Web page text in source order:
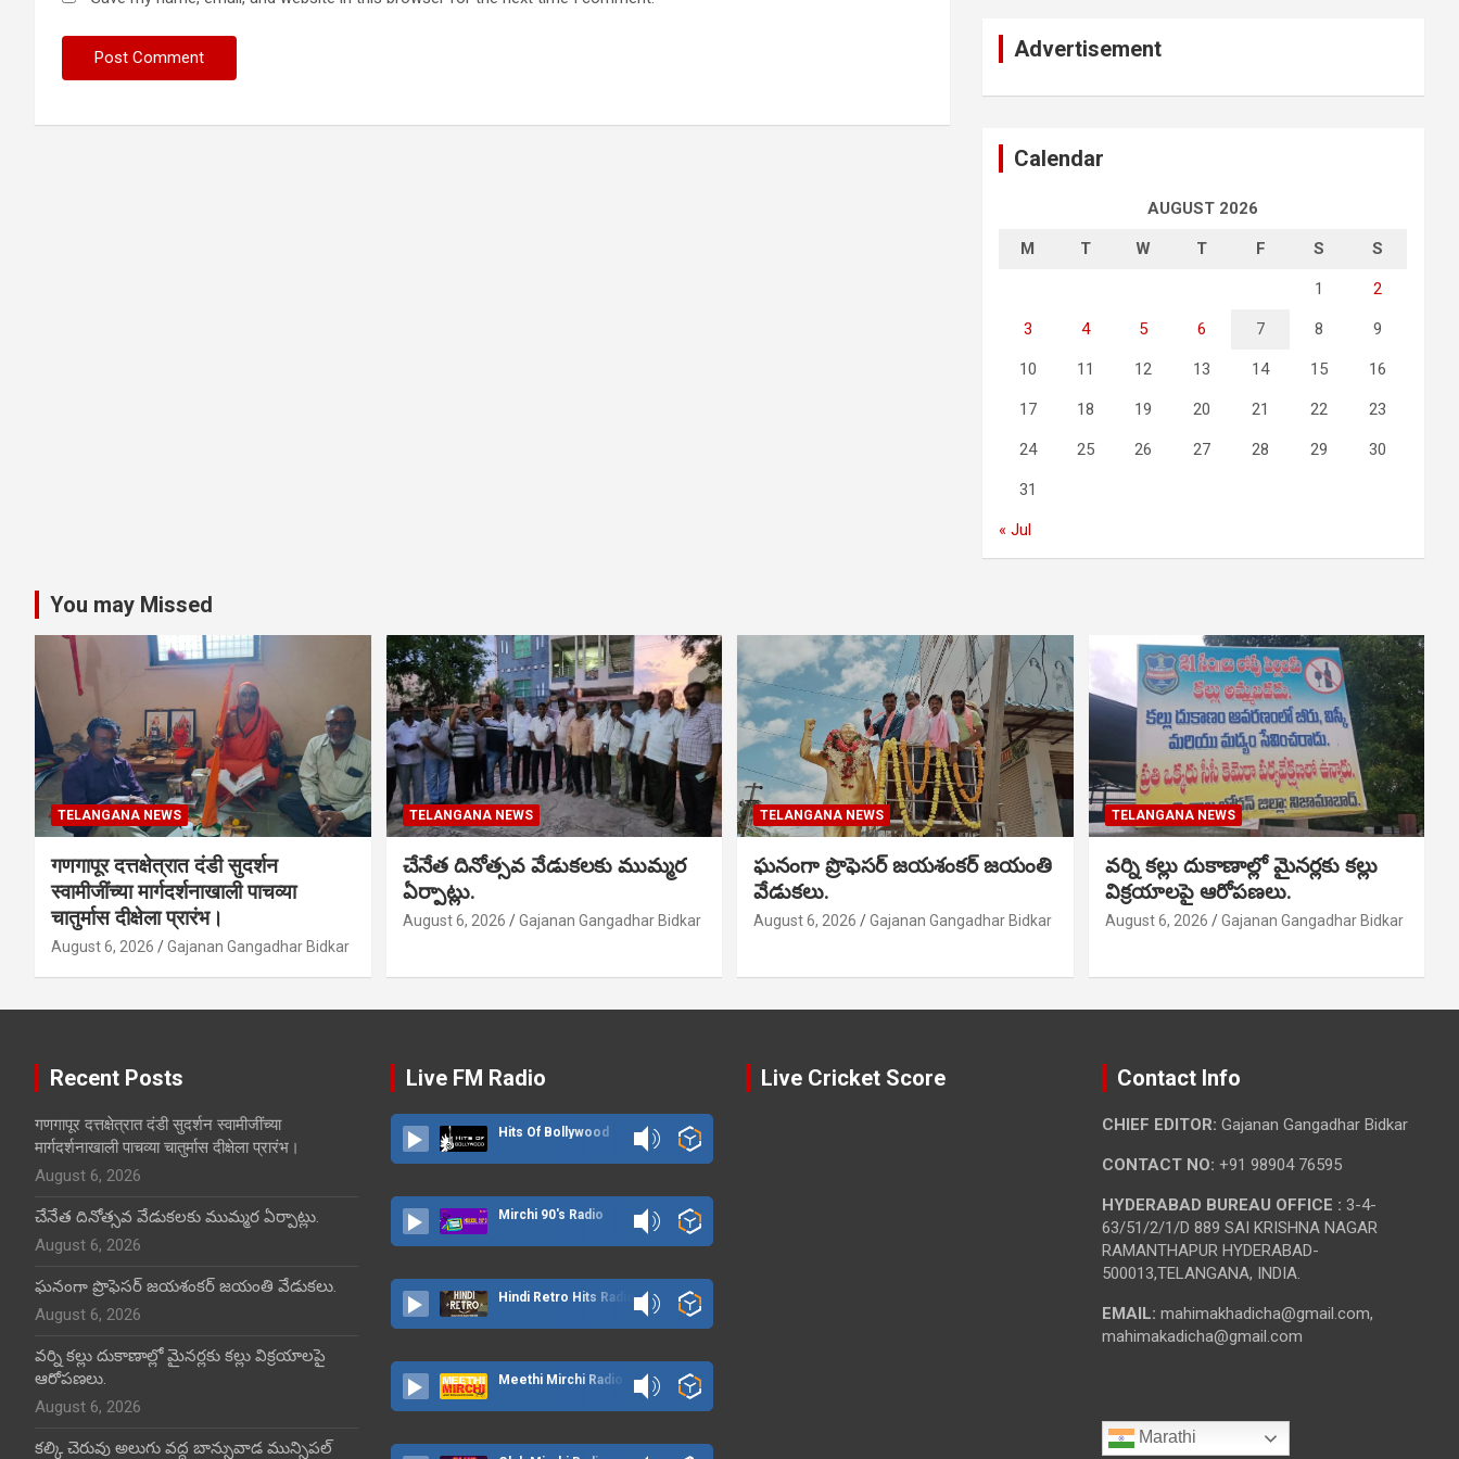
Advertisement
Calendar
AUGUST 2026
M T W T F S S
1 2
3 4 5 6 7 8 9
10 11 12 13 14 15 16
17 18 19 20 21 22 23
24 25 26 27 28 29 30
31
« Jul
You may Missed
TELANGANA NEWS
गणगापूर दत्तक्षेत्रात दंडी सुदर्शन
स्वामीजींच्या मार्गदर्शनाखाली पाचव्या
चातुर्मास दीक्षेला प्रारंभ।
August 6, 2026 Gajanan Gangadhar Bidkar
TELANGANA NEWS
చేనేత దినోత్సవ వేడుకలకు ముమ్మర
ఏర్పాట్లు.
August 6, 2026 Gajanan Gangadhar Bidkar
TELANGANA NEWS
ఘనంగా ప్రొఫెసర్ జయశంకర్ జయంతి
వేడుకలు.
August 6, 2026 Gajanan Gangadhar Bidkar
TELANGANA NEWS
వర్ని కల్లు దుకాణాల్లో మైనర్లకు కల్లు
విక్రయాలపై ఆరోపణలు.
August 6, 2026 Gajanan Gangadhar Bidkar
Recent Posts
गणगापूर दत्तक्षेत्रात दंडी सुदर्शन स्वामीजींच्या
मार्गदर्शनाखाली पाचव्या चातुर्मास दीक्षेला प्रारंभ।
August 6, 2026
చేనేత దినోత్సవ వేడుకలకు ముమ్మర ఏర్పాట్లు.
August 6, 2026
ఘనంగా ప్రొఫెసర్ జయశంకర్ జయంతి వేడుకలు.
August 6, 2026
వర్ని కల్లు దుకాణాల్లో మైనర్లకు కల్లు విక్రయాలపై
ఆరోపణలు.
August 6, 2026
కల్కి చెరువు అలుగు వద్ద బాన్సువాడ మున్సిపల్
Live FM Radio
Hits Of Bollywood
Mirchi 90's Radio
Hindi Retro Hits Radio
Meethi Mirchi Radio
Live Cricket Score Contact Info
CHIEF EDITOR: Gajanan Gangadhar Bidkar
CONTACT NO: +91 98904 76595
HYDERABAD BUREAU OFFICE : 3-4-
63/51/2/1/D 889 SAI KRISHNA NAGAR
RAMANTHAPUR HYDERABAD-
500013,TELANGANA, INDIA.
EMAIL: mahimakhadicha@gmail.com,
mahimakadicha@gmail.com
Marathi